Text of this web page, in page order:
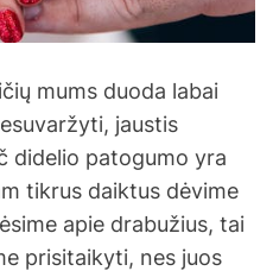
i
m
e
mums duoda labai
jaustis
didelio patogumo yra
tikrus daiktus dėvime
apie drabužius, tai
prisitaikyti, nes juos